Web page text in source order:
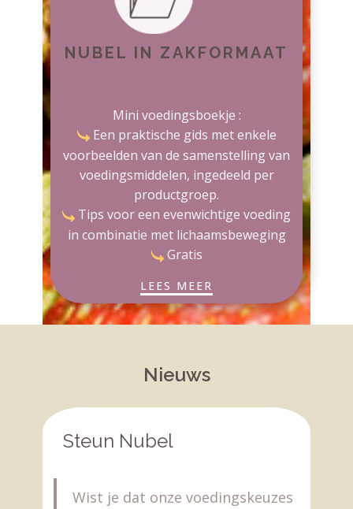
NUBEL IN ZAKFORMAAT
Mini voedingsboekje :
​​Een praktische gids met enkele
voorbeelden van de samenstelling van
voedingsmiddelen, ingedeeld per
productgroep.
Tips voor een evenwichtige voeding
in combinatie met lichaamsbeweging
Gratis
LEES MEER
Nieuws
Steun Nubel
Wist je dat onze voedingskeuzes